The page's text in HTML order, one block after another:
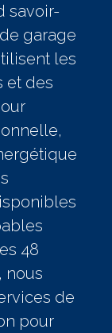
savoir-
garage
les
et des
48
nous
de
pour